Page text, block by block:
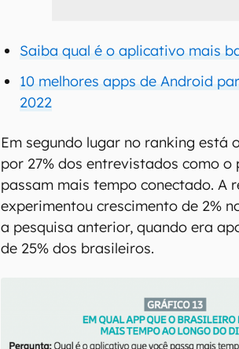
Saiba qual é o aplicativo mais
10 melhores apps de Android
2022
Em segundo lugar no ranking está
por 27% dos entrevistados como o
passam mais tempo conectado. A
experimentou crescimento de 2%
a pesquisa anterior, quando era
de 25% dos brasileiros.